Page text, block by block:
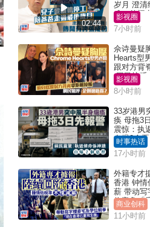
02:44
岁月 澄清
难：传闻
影视圈
7小时前
佘诗曼疑
Hearts型
跟对方背
网民惊呼
得？
影视圈
8小时前
33岁港男
痪 母拖3
震惊：执
自爆2个
时事热话
17小时前
外籍专才
香港 钟情
薪 带动写
位竞争「
机」
商业创科
11小时前